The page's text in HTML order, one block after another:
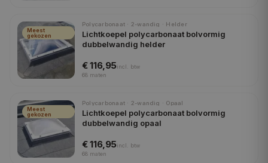
Meest
gekozen
Polycarbonaat · 2-wandig · Helder
Lichtkoepel polycarbonaat bolvormig
dubbelwandig helder
€ 116,95incl.
btw
68 maten
Meest
gekozen
Polycarbonaat · 2-wandig · Opaal
Lichtkoepel polycarbonaat bolvormig
dubbelwandig opaal
€ 116,95incl.
btw
68 maten